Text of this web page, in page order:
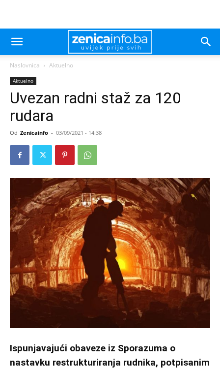
Naslovnica Aktuelno
Aktuelno
Uvezan radni staž za 120
rudara
Od Zenicainfo - 03/09/2021 - 14:38
Ispunjavajući obaveze iz Sporazuma o
nastavku restrukturiranja rudnika, potpisanim